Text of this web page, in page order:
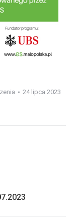
24 lipca 2023